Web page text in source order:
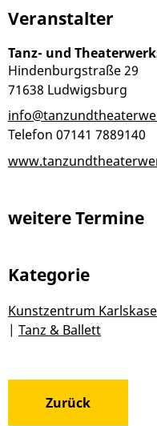
Veranstalter
Tanz- und
Hindenburgstraße 29
71638 Ludwigsburg
Telefon 07141 7889140
weitere Termine
Kategorie
Kunstzentrum
| Tanz & Ballett
Zurück